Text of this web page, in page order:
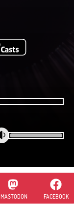
MASTODON FACEBOOK